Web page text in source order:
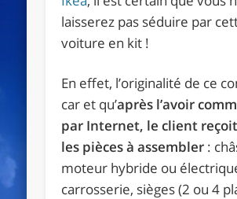
laisserez pas séduire par
voiture en kit !
En effet, l’originalité de ce
car et qu’après l’avoir
par Internet, le client
les pièces à assembler :
moteur hybride ou
carrosserie, sièges (2 ou 4